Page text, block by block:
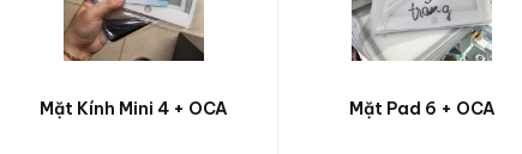
Mặt Kính Mini 4 + OCA Mặt Pad 6 + OCA